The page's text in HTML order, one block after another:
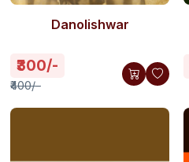
Danolishwar
₹300/-
₹400/-